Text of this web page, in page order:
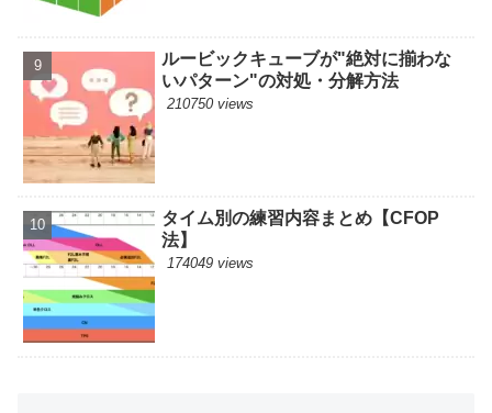
ルービックキューブが"絶対に揃わな
いパターン"の対処・分解方法
210750 views
タイム別の練習内容まとめ【CFOP
法】
174049 views